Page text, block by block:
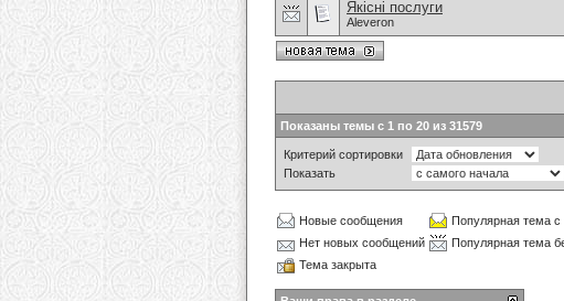
Якісні послуги
Aleveron
Показаны темы с 1 по 20 из 31579
Критерий сортировки
Показать
Новые сообщения
Популярная тема
Нет новых сообщений
Популярная тема
Тема закрыта